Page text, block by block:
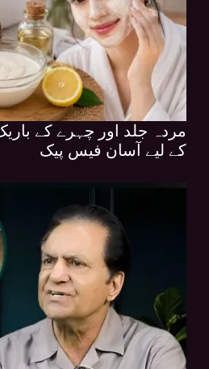
مردہ جلد اور چہرے کے
کے لیے آسان فیس پیک